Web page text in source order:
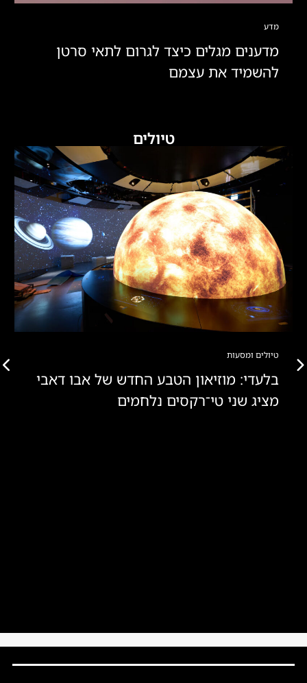
מדע
מדענים מגלים כיצד לגרום לתאי סרטן
להשמיד את עצמם
טיולים
טיולים ומסעות
בלעדי: מוזיאון הטבע החדש של אבו דאבי
מציג שני טי־רקסים נלחמים